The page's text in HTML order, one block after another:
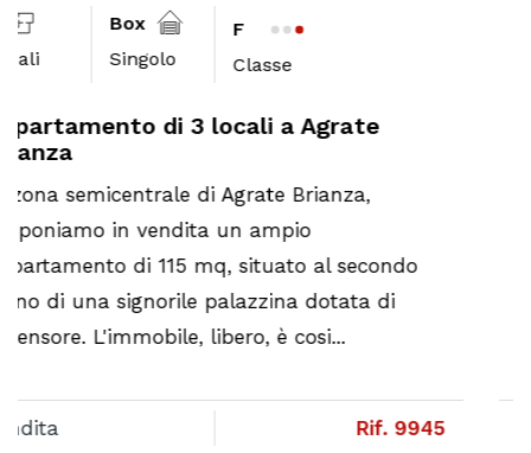
3
Locali
Box
n.d.
Appartamento di 3 locali a Agrate
RESIDENCE VISMARA 4.4. LA TUA NUOVA
CASA AD AGRATE BRIANZA.
Palazzina AA4. Appartamento 18B.
Appartamento a piano quarto di tre locali
terrazzo. L'appartamento ha l'ingresso